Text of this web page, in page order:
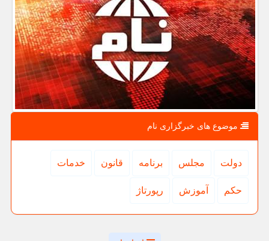
موضوع های خبرگزاری نام
دولت مجلس برنامه قانون خدمات
حكم آموزش رپورتاژ